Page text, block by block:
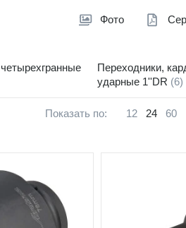
Фото
Переходники,
ударные 1''DR (6)
Показать по: 12 24
60